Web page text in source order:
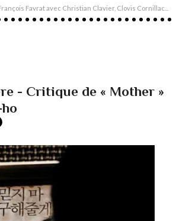
Favrat avec Christian Clavier, Clovis Cornillac...
- Critique de « Mother »